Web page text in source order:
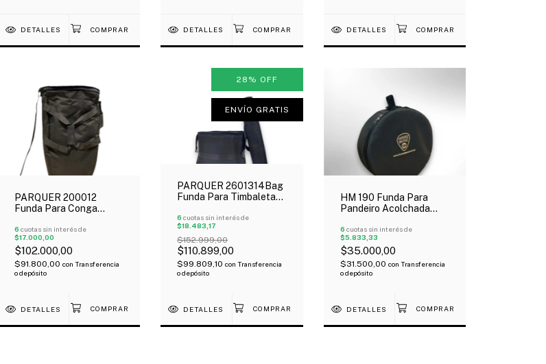
DETALLES DETALLES DETALLES
PARQUER 200012
Funda Para Conga
Bandolera Oferta!
6 cuotas sin interés de
$17.000,00
$102.000,00
$91.800,00 con Transferencia
o depósito
DETALLES
28 % OFF
ENVÍO GRATIS
PARQUER 2601314Bag
Funda Para Timbaleta
Soporte Outlet!
6 cuotas sin interés de
$18.483,17
$152.999,00
$110.899,00
$99.809,10 con Transferencia
o depósito
DETALLES
HM 190 Funda Para
Pandeiro Acolchada
6 cuotas sin interés de
$5.833,33
$35.000,00
$31.500,00 con Transferencia
o depósito
DETALLES